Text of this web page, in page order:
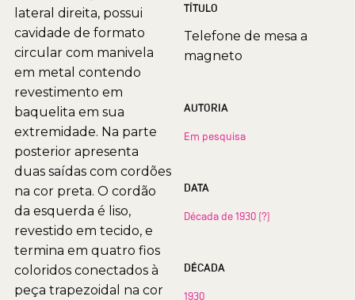
lateral direita, possui
cavidade de formato
circular com manivela
em metal contendo
revestimento em
baquelita em sua
extremidade. Na parte
posterior apresenta
duas saídas com cordões
na cor preta. O cordão
da esquerda é liso,
revestido em tecido, e
termina em quatro fios
coloridos conectados à
peça trapezoidal na cor
TÍTULO
Telefone de mesa a
magneto
AUTORIA
Em pesquisa
DATA
Década de 1930 (?)
DÉCADA
1930